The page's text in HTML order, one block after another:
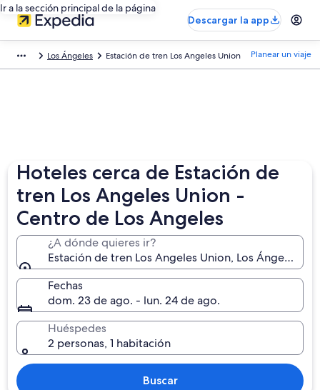
Ir a la sección principal de la página
Descargar la app
Los Ángeles Estación de tren Los Angeles Union Planear un viaje
Hoteles cerca de Estación de
tren Los Angeles Union -
Centro de Los Angeles
¿A dónde quieres ir?
Estación de tren Los Angeles Union, Los Ángeles,
Fechas
dom. 23 de ago. - lun. 24 de ago.
Huéspedes
2 personas, 1 habitación
Buscar